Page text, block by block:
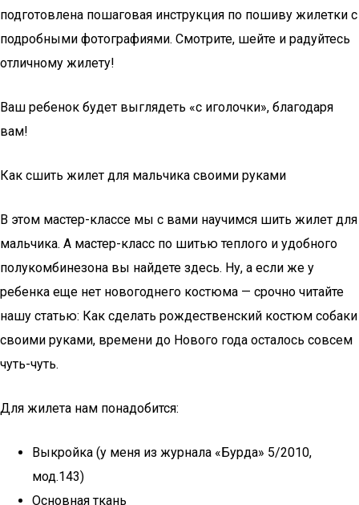
подготовлена пошаговая инструкция по пошиву жилетки с
подробными фотографиями. Смотрите, шейте и радуйтесь
отличному жилету!
Ваш ребенок будет выглядеть «с иголочки», благодаря
вам!
Как сшить жилет для мальчика своими руками
В этом мастер-классе мы с вами научимся шить жилет для
мальчика. А мастер-класс по шитью теплого и удобного
полукомбинезона вы найдете здесь. Ну, а если же у
ребенка еще нет новогоднего костюма — срочно читайте
нашу статью: Как сделать рождественский костюм собаки
своими руками, времени до Нового года осталось совсем
чуть-чуть.
Для жилета нам понадобится:
Выкройка (у меня из журнала «Бурда» 5/2010,
мод.143)
Основная ткань